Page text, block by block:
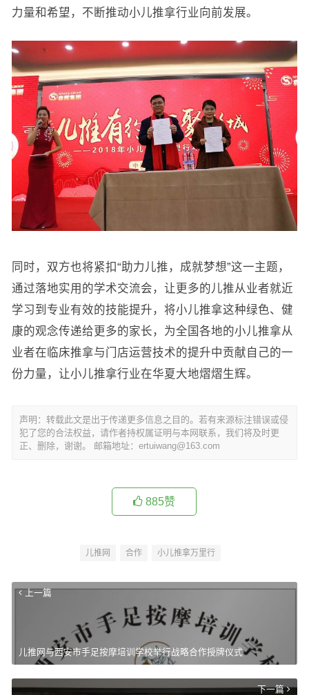
力量和希望，不断推动小儿推拿行业向前发展。
同时，双方也将紧扣“助力儿推，成就梦想”这一主题，
通过落地实用的学术交流会，让更多的儿推从业者就近
学习到专业有效的技能提升，将小儿推拿这种绿色、健
康的观念传递给更多的家长，为全国各地的小儿推拿从
业者在临床推拿与门店运营技术的提升中贡献自己的一
份力量，让小儿推拿行业在华夏大地熠熠生辉。
声明：转载此文是出于传递更多信息之目的。若有来源标注错误或侵
犯了您的合法权益，请作者持权属证明与本网联系，我们将及时更
正、删除，谢谢。 邮箱地址：ertuiwang@163.com
885赞
儿推网 合作 小儿推拿万里行
上一篇
儿推网与西安市手足按摩培训学校举行战略合作授牌仪式
下一篇